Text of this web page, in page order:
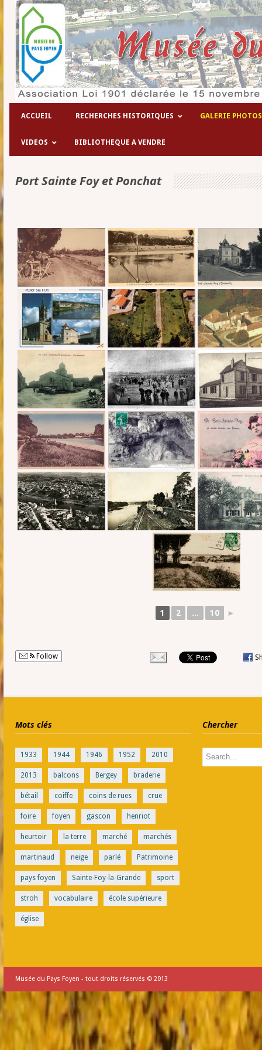
Les hôpitaux temporaires de la 1°
ACCUEIL RECHERCHES HISTORIQUES GALERIE PHOTOS
VIDEOS BIBLIOTHEQUE A VENDRE
Port Sainte Foy et Ponchat
1 2 ... 10 ►
Follow
Mots clés
1933 1944 1946 1952 2010
2013 balcons Bergey braderie
bétail coiffe coins de rues crue
foire foyen gascon henriot
heurtoir la terre marché marchés
martinaud neige parlé Patrimoine
pays foyen Sainte-Foy-la-Grande sport
stroh vocabulaire école supérieure
église
Chercher
Musée du Pays Foyen - tout droits réservés © 2013